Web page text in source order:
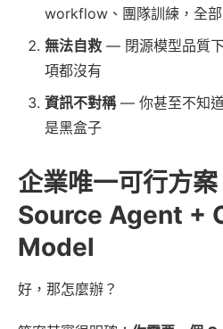
workflow、團隊訓練，全
無法自救 — 閉源模型品質
項都沒有
資訊不對稱— 你甚至不知道
是黑盒子
企業唯一可行方
Source Agent +
Model
好，那怎麼辦？